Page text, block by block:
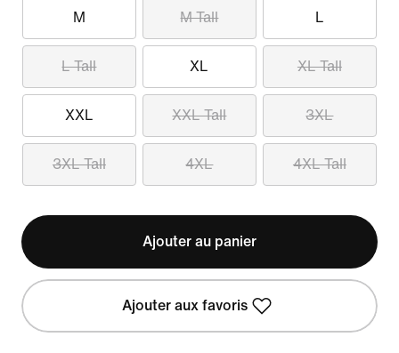
M M Tall L
L Tall XL XL Tall
XXL XXL Tall 3XL
3XL Tall 4XL 4XL Tall
Ajouter au panier
Ajouter aux favoris